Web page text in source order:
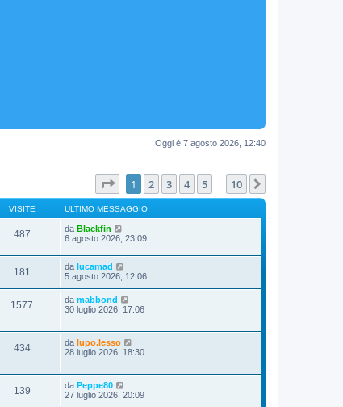
Oggi è 7 agosto 2026, 12:40
Pagina1 di
1 2 3 4 5 10
VISITE ULTIMO MESSAGGIO
487 da Blackfin
6 agosto 2026, 23:09
181 da lucamad
5 agosto 2026, 12:06
1577 da mabbond
30 luglio 2026, 17:06
434 da lupo.lesso
28 luglio 2026, 18:30
139 da Peppe80
27 luglio 2026, 20:09